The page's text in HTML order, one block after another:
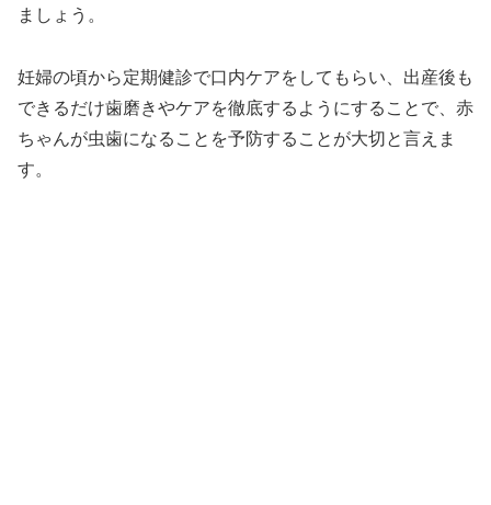
ましょう。
妊婦の頃から定期健診で口内ケアをしてもらい、出産後も
できるだけ歯磨きやケアを徹底するようにすることで、赤
ちゃんが虫歯になることを予防することが大切と言えま
す。